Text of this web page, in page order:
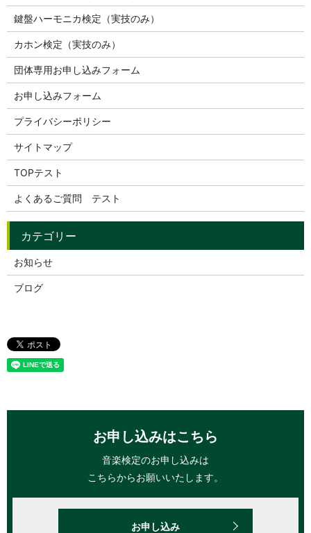
鍵盤ハーモニカ検定（実技のみ）
カホン検定（実技のみ）
団体専用お申し込みフォーム
お申し込みフォーム
プライバシーポリシー
サイトマップ
TOPテスト
よくあるご質問 テスト
お知らせ
ブログ
お申し込みはこちら
音楽検定のお申し込みは
こちらからお願いいたします。
お申し込み